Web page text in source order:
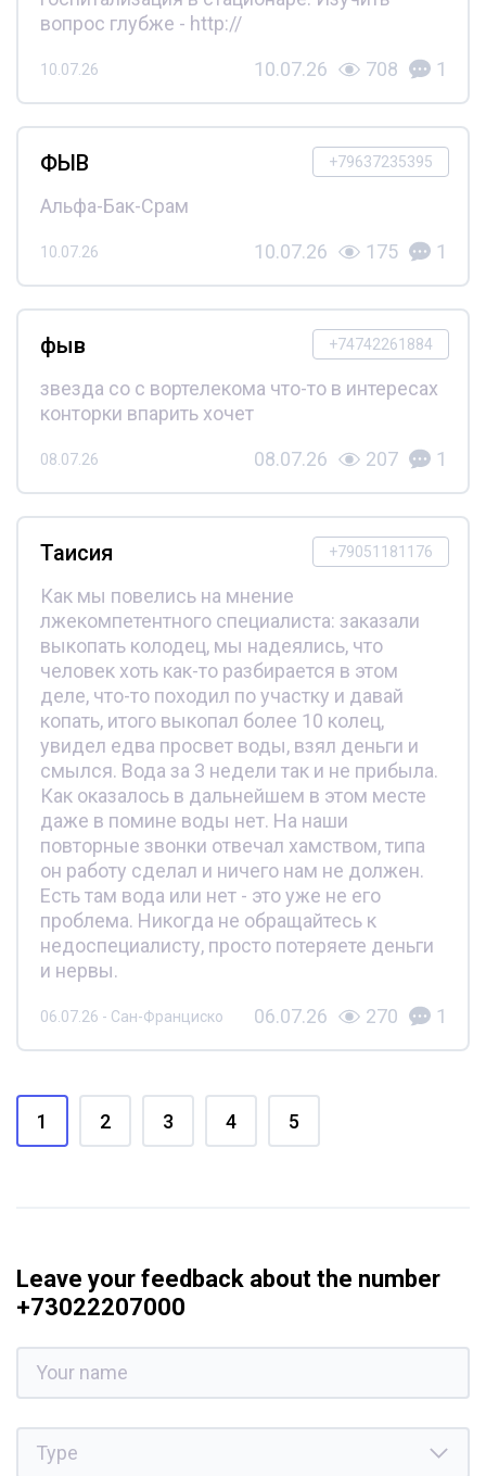
вопрос глубже - http://
10.07.26 10.07.26 708 1
+79637235395
ФЫВ
Альфа-Бак-Срам
10.07.26 10.07.26 175 1
+74742261884
фыв
звезда со с вортелекома что-то в интересах
конторки впарить хочет
08.07.26 08.07.26 207 1
+79051181176
Таисия
Как мы повелись на мнение
лжекомпетентного специалиста: заказали
выкопать колодец, мы надеялись, что
человек хоть как-то разбирается в этом
деле, что-то походил по участку и давай
копать, итого выкопал более 10 колец,
увидел едва просвет воды, взял деньги и
смылся. Вода за 3 недели так и не прибыла.
Как оказалось в дальнейшем в этом месте
даже в помине воды нет. На наши
повторные звонки отвечал хамством, типа
он работу сделал и ничего нам не должен.
Есть там вода или нет - это уже не его
проблема. Никогда не обращайтесь к
недоспециалисту, просто потеряете деньги
и нервы.
06.07.26 - Сан-Франциско 06.07.26 270 1
1 2 3 4 5
Leave your feedback about the number
+73022207000